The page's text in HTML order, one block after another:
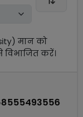
मान को
विभाजितकरें।